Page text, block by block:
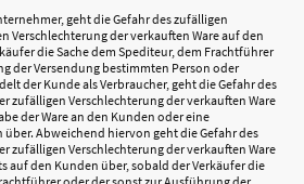
geht die Gefahr des zufälligen
Verschlechterung der verkauften Ware auf den
die Sache dem Spediteur, dem Frachtführer
der Versendung bestimmten Person oder
der Kunde als Verbraucher, geht die Gefahr des
zufälligen Verschlechterung der verkauften Ware
der Ware an den Kunden oder eine
Abweichend hiervon geht die Gefahr des
zufälligen Verschlechterung der verkauften Ware
auf den Kunden über, sobald der Verkäufer die